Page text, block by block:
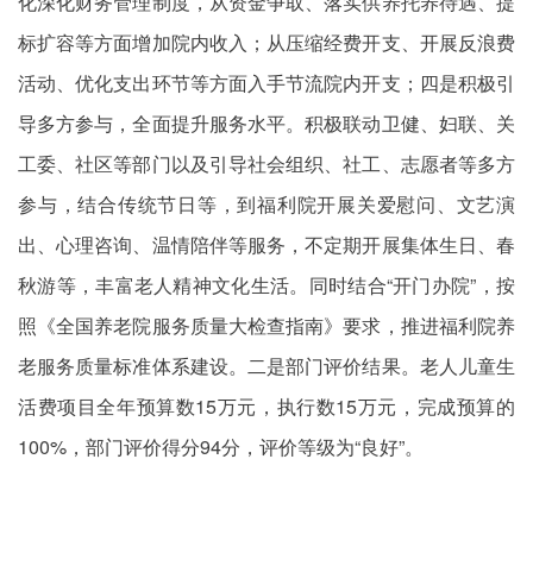
标扩容等方面增加院内收入；从压缩经费开支、开展反浪费
活动、优化支出环节等方面入手节流院内开支；四是积极引
导多方参与，全面提升服务水平。积极联动卫健、妇联、关
工委、社区等部门以及引导社会组织、社工、志愿者等多方
参与，结合传统节日等，到福利院开展关爱慰问、文艺演
出、心理咨询、温情陪伴等服务，不定期开展集体生日、春
秋游等，丰富老人精神文化生活。同时结合“开门办院”，按
照《全国养老院服务质量大检查指南》要求，推进福利院养
老服务质量标准体系建设。二是部门评价结果。老人儿童生
活费项目全年预算数15万元，执行数15万元，完成预算的
100%，部门评价得分94分，评价等级为“良好”。